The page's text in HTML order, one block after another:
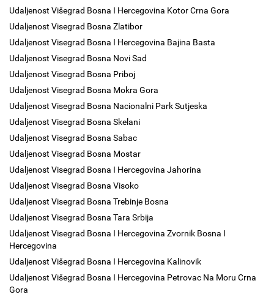
Udaljenost Višegrad Bosna I Hercegovina Kotor Crna Gora
Udaljenost Visegrad Bosna Zlatibor
Udaljenost Visegrad Bosna I Hercegovina Bajina Basta
Udaljenost Visegrad Bosna Novi Sad
Udaljenost Visegrad Bosna Priboj
Udaljenost Visegrad Bosna Mokra Gora
Udaljenost Visegrad Bosna Nacionalni Park Sutjeska
Udaljenost Visegrad Bosna Skelani
Udaljenost Visegrad Bosna Sabac
Udaljenost Visegrad Bosna Mostar
Udaljenost Visegrad Bosna I Hercegovina Jahorina
Udaljenost Visegrad Bosna Visoko
Udaljenost Visegrad Bosna Trebinje Bosna
Udaljenost Visegrad Bosna Tara Srbija
Udaljenost Visegrad Bosna I Hercegovina Zvornik Bosna I
Hercegovina
Udaljenost Višegrad Bosna I Hercegovina Kalinovik
Udaljenost Višegrad Bosna I Hercegovina Petrovac Na Moru Crna
Gora